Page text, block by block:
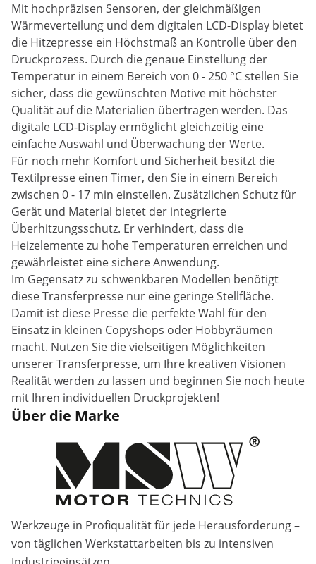
Mit hochpräzisen Sensoren, der gleichmäßigen
Wärmeverteilung und dem digitalen LCD-Display bietet
die Hitzepresse ein Höchstmaß an Kontrolle über den
Druckprozess. Durch die genaue Einstellung der
Temperatur in einem Bereich von 0 - 250 °C stellen Sie
sicher, dass die gewünschten Motive mit höchster
Qualität auf die Materialien übertragen werden. Das
digitale LCD-Display ermöglicht gleichzeitig eine
einfache Auswahl und Überwachung der Werte.
Für noch mehr Komfort und Sicherheit besitzt die
Textilpresse einen Timer, den Sie in einem Bereich
zwischen 0 - 17 min einstellen. Zusätzlichen Schutz für
Gerät und Material bietet der integrierte
Überhitzungsschutz. Er verhindert, dass die
Heizelemente zu hohe Temperaturen erreichen und
gewährleistet eine sichere Anwendung.
Im Gegensatz zu schwenkbaren Modellen benötigt
diese Transferpresse nur eine geringe Stellfläche.
Damit ist diese Presse die perfekte Wahl für den
Einsatz in kleinen Copyshops oder Hobbyräumen
macht. Nutzen Sie die vielseitigen Möglichkeiten
unserer Transferpresse, um Ihre kreativen Visionen
Realität werden zu lassen und beginnen Sie noch heute
mit Ihren individuellen Druckprojekten!
Über die Marke
Werkzeuge in Profiqualität für jede Herausforderung –
von täglichen Werkstattarbeiten bis zu intensiven